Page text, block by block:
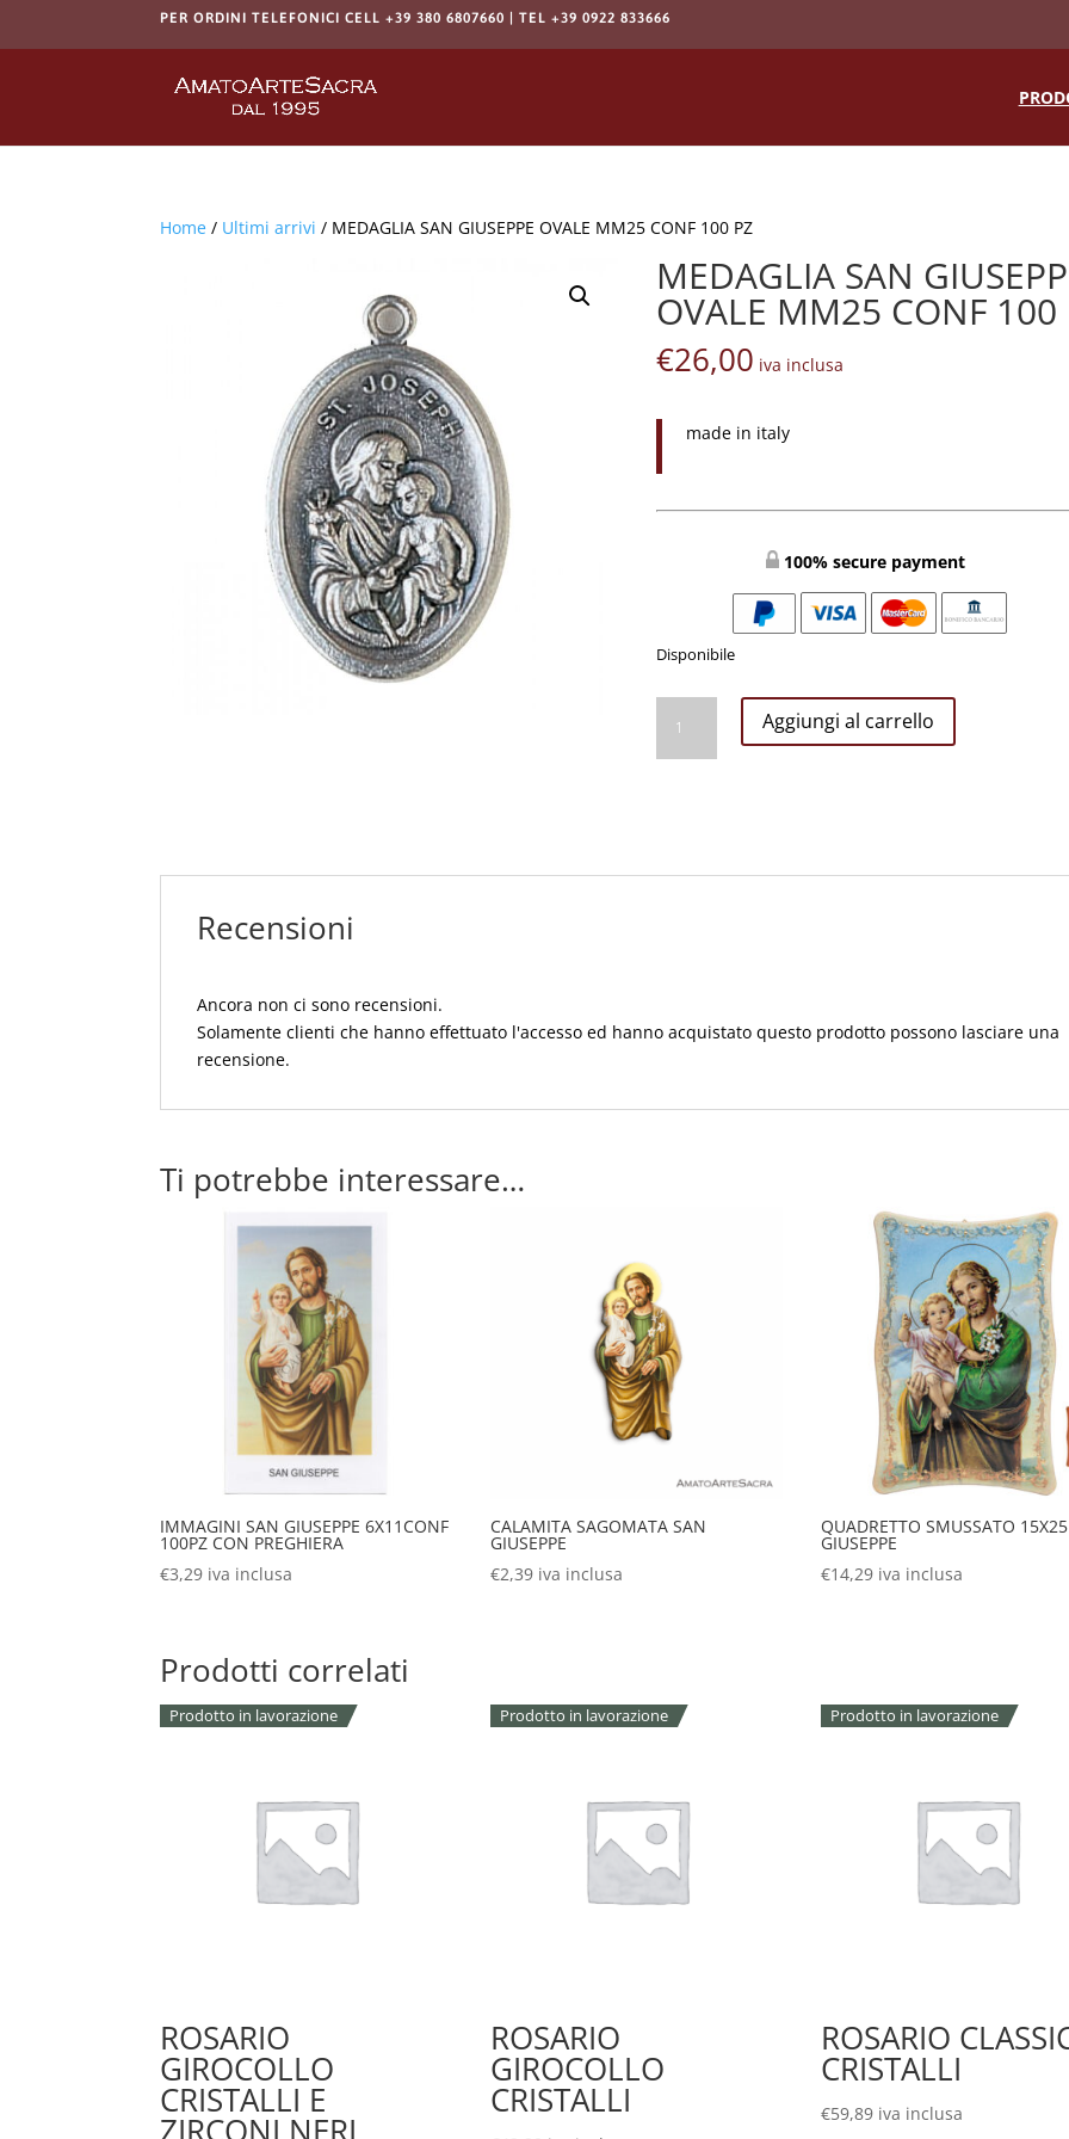
PER ORDINI TELEFONICI CELL +39 380 6807660 | TEL +39 0922 833666
Products
Home / Ultimi arrivi / MEDAGLIA SAN GIUSEPPE OVALE MM25 CONF 100 PZ
MEDAGLIA SAN
OVALE MM25 CONF 100
€26,00 iva inclusa
made in italy
100% secure payment
Disponibile
SAN
GIUSEPPE
100
Aggiungi al carrello
Recensioni
Ancora non ci sono recensioni.
Solamente clienti che hanno effettuato l'accesso ed hanno acquistato questo prodotto possono lasciare una
recensione.
Ti potrebbe interessare…
IMMAGINI SAN GIUSEPPE 6X11CONF
100PZ CON PREGHIERA
€3,29 iva inclusa
CALAMITA SAGOMATA SAN
GIUSEPPE
€2,39 iva inclusa
QUADRETTO SMUSSATO
GIUSEPPE
€14,29 iva inclusa
Prodotti correlati
Prodotto in lavorazione
ROSARIO
GIROCOLLO
CRISTALLI E
Prodotto in lavorazione
ROSARIO
GIROCOLLO
CRISTALLI
Prodotto in lavorazione
ROSARIO
CRISTALLI
€59,89 iva inclusa